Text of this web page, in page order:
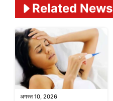
Related News
अगस्त 10, 2026